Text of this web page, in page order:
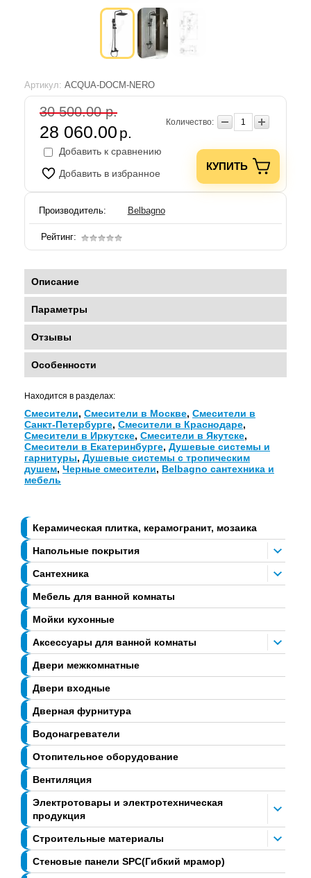
Керамическая плитка, керамогранит, мозаика
Напольные покрытия
Сантехника
Мебель для ванной комнаты
Мойки кухонные
Аксессуары для ванной комнаты
Двери межкомнатные
Двери входные
Дверная фурнитура
Водонагреватели
Отопительное оборудование
Вентиляция
Электротовары и электротехническая
продукция
Строительные материалы
Стеновые панели SPC(Гибкий мрамор)
Артикул: ACQUA-DOCM-NERO
30 500.00 р.
28 060.00 р.
Количество:
Добавить к сравнению
Добавить в избранное
КУПИТЬ
Производитель: Belbagno
Рейтинг:
Описание
Параметры
Отзывы
Особенности
Находится в разделах:
Смесители, Смесители в Москве, Смесители в
Санкт-Петербурге, Смесители в Краснодаре,
Смесители в Иркутске, Смесители в Якутске,
Смесители в Екатеринбурге, Душевые системы и
гарнитуры, Душевые системы с тропическим
душем, Черные смесители, Belbagno сантехника и
мебель